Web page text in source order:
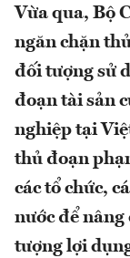
Vừa qua, Bộ
ngăn chặn
đối tượng sử
đoạn tài sản
nghiệp tại
thủ đoạn
các tổ chức,
nước để nâng
tượng lợi